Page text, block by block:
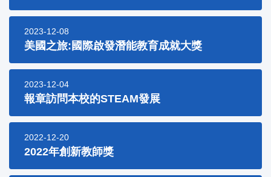
2023-12-08
美國之旅:國際啟發潛能教育成就大獎
2023-12-04
報章訪問本校的STEAM發展
2022-12-20
2022年創新教師獎